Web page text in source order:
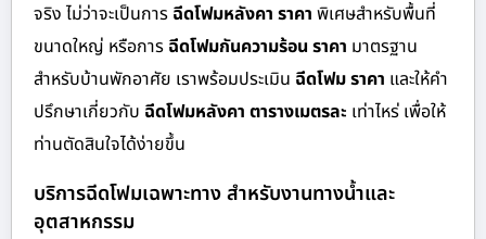
จริง ไม่ว่าจะเป็นการ ฉีดโฟมหลังคา ราคา พิเศษสำหรับพื้นที่
ขนาดใหญ่ หรือการ ฉีดโฟมกันความร้อน ราคา มาตรฐาน
สำหรับบ้านพักอาศัย เราพร้อมประเมิน ฉีดโฟม ราคา และให้คำ
ปรึกษาเกี่ยวกับ ฉีดโฟมหลังคา ตารางเมตรละ เท่าไหร่ เพื่อให้
ท่านตัดสินใจได้ง่ายขึ้น
บริการฉีดโฟมเฉพาะทาง สำหรับงานทางน้ำและ
อุตสาหกรรม